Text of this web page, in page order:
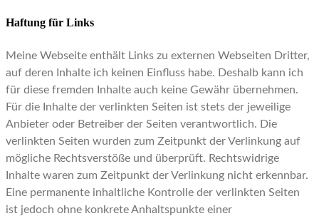
Haftung für Links
Meine Webseite enthält Links zu externen Webseiten Dritter,
auf deren Inhalte ich keinen Einfluss habe. Deshalb kann ich
für diese fremden Inhalte auch keine Gewähr übernehmen.
Für die Inhalte der verlinkten Seiten ist stets der jeweilige
Anbieter oder Betreiber der Seiten verantwortlich. Die
verlinkten Seiten wurden zum Zeitpunkt der Verlinkung auf
mögliche Rechtsverstöße und überprüft. Rechtswidrige
Inhalte waren zum Zeitpunkt der Verlinkung nicht erkennbar.
Eine permanente inhaltliche Kontrolle der verlinkten Seiten
ist jedoch ohne konkrete Anhaltspunkte einer